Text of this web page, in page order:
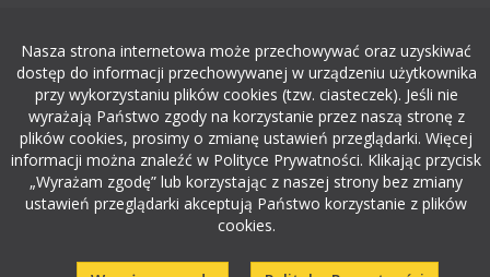
Dodaj ogłoszenie o pracę
rekrutacja w it
Nasza strona internetowa może przechowywać oraz uzyskiwać
dostęp do informacji przechowywanej w urządzeniu użytkownika
przy wykorzystaniu plików cookies (tzw. ciasteczek). Jeśli nie
wyrażają Państwo zgody na korzystanie przez naszą stronę z
plików cookies, prosimy o zmianę ustawień przeglądarki. Więcej
informacji można znaleźć w Polityce Prywatności. Klikając przycisk
„Wyrażam zgodę” lub korzystając z naszej strony bez zmiany
ustawień przeglądarki akceptują Państwo korzystanie z plików
cookies.